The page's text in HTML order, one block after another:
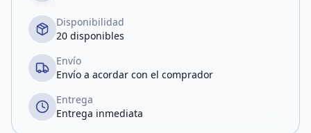
Disponibilidad
20 disponibles
Envío
Envío a acordar con el comprador
Entrega
Entrega inmediata